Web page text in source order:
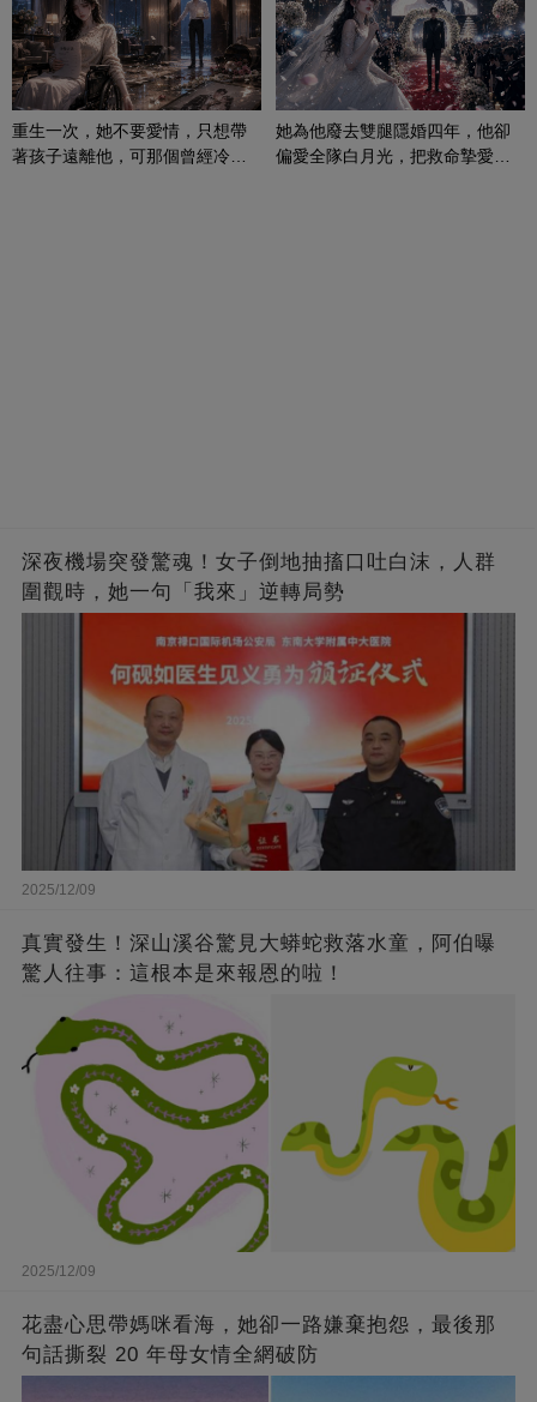
重生一次，她不要愛情，只想帶
著孩子遠離他，可那個曾經冷漠
她為他廢去雙腿隱婚四年，他卻
偏愛全隊白月光，把救命摯愛當
深夜機場突發驚魂！女子倒地抽搐口吐白沫，人群
圍觀時，她一句「我來」逆轉局勢
2025/12/09
真實發生！深山溪谷驚見大蟒蛇救落水童，阿伯曝
驚人往事：這根本是來報恩的啦！
2025/12/09
花盡心思帶媽咪看海，她卻一路嫌棄抱怨，最後那
句話撕裂 20 年母女情全網破防